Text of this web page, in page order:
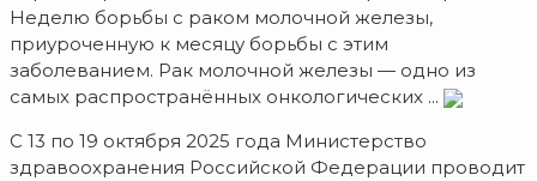
Неделю борьбы с раком молочной железы,
приуроченную к месяцу борьбы с этим
заболеванием. Рак молочной железы — одно из
самых распространённых онкологических ...
С 13 по 19 октября 2025 года Министерство
здравоохранения Российской Федерации проводит